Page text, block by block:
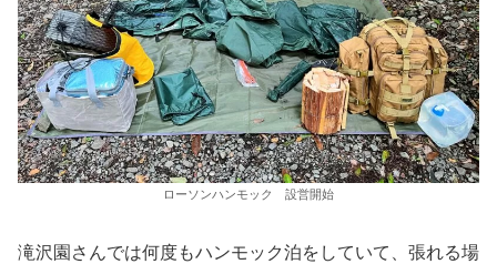
ローソンハンモック 設営開始
滝沢園さんでは何度もハンモック泊をしていて、張れる場